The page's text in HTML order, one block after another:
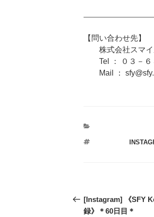
【問い合わせ先】
株式会社スマイ
Tel ： ０３－６
Mail ：
タ
投
稿
過
去
[Instagram] 《SFY
録》＊60日目＊